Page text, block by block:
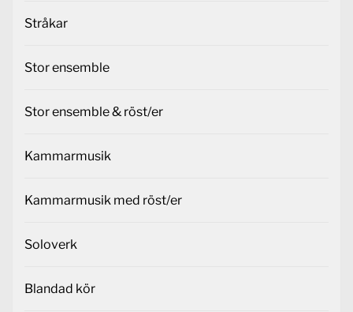
Stråkar
Stor ensemble
Stor ensemble & röst/er
Kammarmusik
Kammarmusik med röst/er
Soloverk
Blandad kör